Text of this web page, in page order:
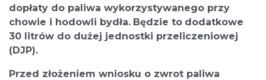
dopłaty do paliwa wykorzystywanego przy
chowie i hodowli bydła. Będzie to dodatkowe
30 litrów do dużej jednostki przeliczeniowej
(DJP).
Przed złożeniem wniosku o zwrot paliwa